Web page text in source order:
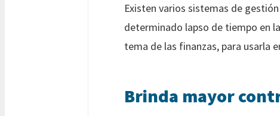
Existen varios sistemas de
determinado lapso de tiempo en
tema de las finanzas, para usarla
Brinda mayor